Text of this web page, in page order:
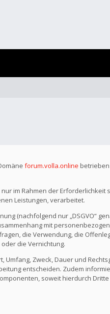
forum.volla.online betrieben
im Rahmen der
Leistungen, verarbeitet.
(nachfolgend nur „DSGVO“
mit
die Verwendung, die
die Vernichtung.
Zweck, Dauer und
entscheiden. Zudem
soweit hierdurch